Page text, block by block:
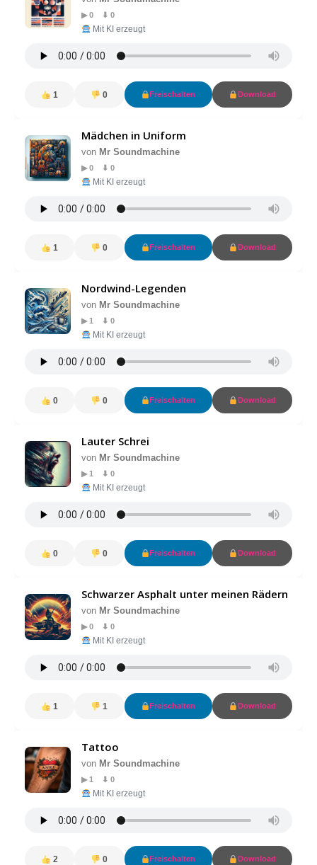
▶ 0 ⬇ 0
Mit KI erzeugt
1 0 Freischalten Download
Mädchen in Uniform
von Mr Soundmachine
▶ 0 ⬇ 0
Mit KI erzeugt
1 0 Freischalten Download
Nordwind-Legenden
von Mr Soundmachine
▶ 1 ⬇ 0
Mit KI erzeugt
0 0 Freischalten Download
Lauter Schrei
von Mr Soundmachine
▶ 1 ⬇ 0
Mit KI erzeugt
0 0 Freischalten Download
Schwarzer Asphalt unter meinen Rädern
von Mr Soundmachine
▶ 0 ⬇ 0
Mit KI erzeugt
1 1 Freischalten Download
Tattoo
von Mr Soundmachine
▶ 1 ⬇ 0
Mit KI erzeugt
2 0 Freischalten Download